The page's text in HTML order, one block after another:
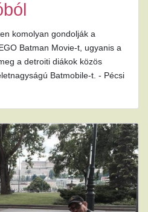
komolyan gondolják a
Batman Movie-t, ugyanis a
a detroiti diákok közös
Batmobile-t. - Pécsi